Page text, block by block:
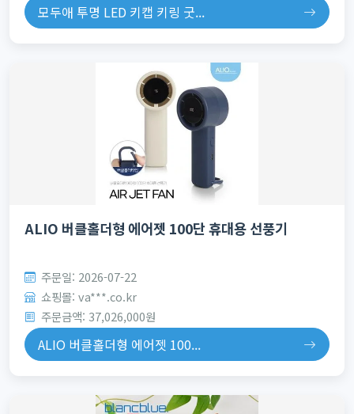
모두애 투명 LED 키캡 키링 굿...
ALIO 버클홀더형 에어젯 100단 휴대용 선풍기
주문일: 2026-07-22
쇼핑몰: va***.co.kr
주문금액: 37,026,000원
ALIO 버클홀더형 에어젯 100...